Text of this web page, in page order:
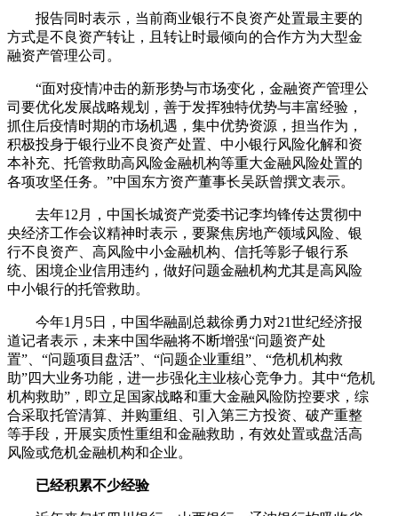
报告同时表示，当前商业银行不良资产处置最主要的
方式是不良资产转让，且转让时最倾向的合作方为大型金
融资产管理公司。
“面对疫情冲击的新形势与市场变化，金融资产管理公
司要优化发展战略规划，善于发挥独特优势与丰富经验，
抓住后疫情时期的市场机遇，集中优势资源，担当作为，
积极投身于银行业不良资产处置、中小银行风险化解和资
本补充、托管救助高风险金融机构等重大金融风险处置的
各项攻坚任务。”中国东方资产董事长吴跃曾撰文表示。
去年12月，中国长城资产党委书记李均锋传达贯彻中
央经济工作会议精神时表示，要聚焦房地产领域风险、银
行不良资产、高风险中小金融机构、信托等影子银行系
统、困境企业信用违约，做好问题金融机构尤其是高风险
中小银行的托管救助。
今年1月5日，中国华融副总裁徐勇力对21世纪经济报
道记者表示，未来中国华融将不断增强“问题资产处
置”、“问题项目盘活”、“问题企业重组”、“危机机构救
助”四大业务功能，进一步强化主业核心竞争力。其中“危机
机构救助”，即立足国家战略和重大金融风险防控要求，综
合采取托管清算、并购重组、引入第三方投资、破产重整
等手段，开展实质性重组和金融救助，有效处置或盘活高
风险或危机金融机构和企业。
已经积累不少经验